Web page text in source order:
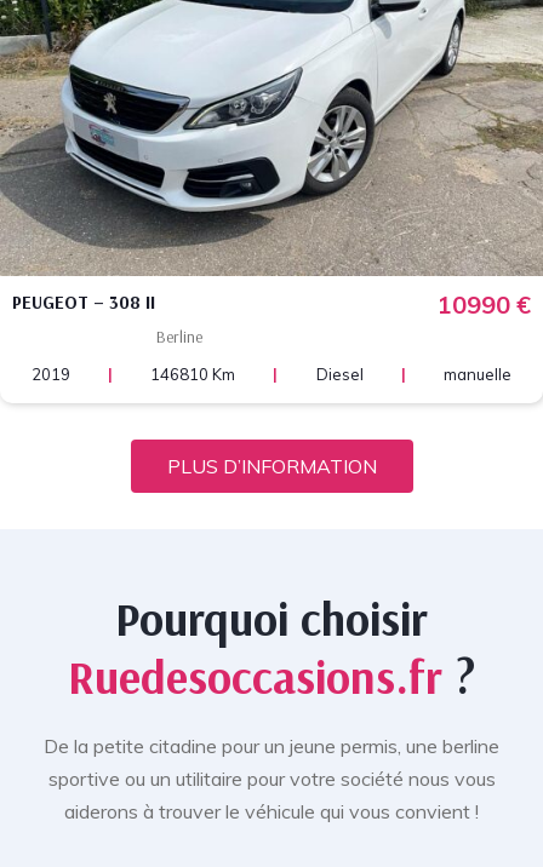
PEUGEOT – 308 II
Berline
10990 €
2019 | 146810 Km | Diesel | manuelle
PLUS D’INFORMATION
Pourquoi choisir
Ruedesoccasions.fr ?
De la petite citadine pour un jeune permis, une berline
sportive ou un utilitaire pour votre société nous vous
aiderons à trouver le véhicule qui vous convient !